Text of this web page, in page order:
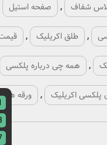
شفاف , صفحه استیل
, طلق اکریلیک ,
, همه چی درباره پلکسی
پلکسی اکریلیک , ورقه